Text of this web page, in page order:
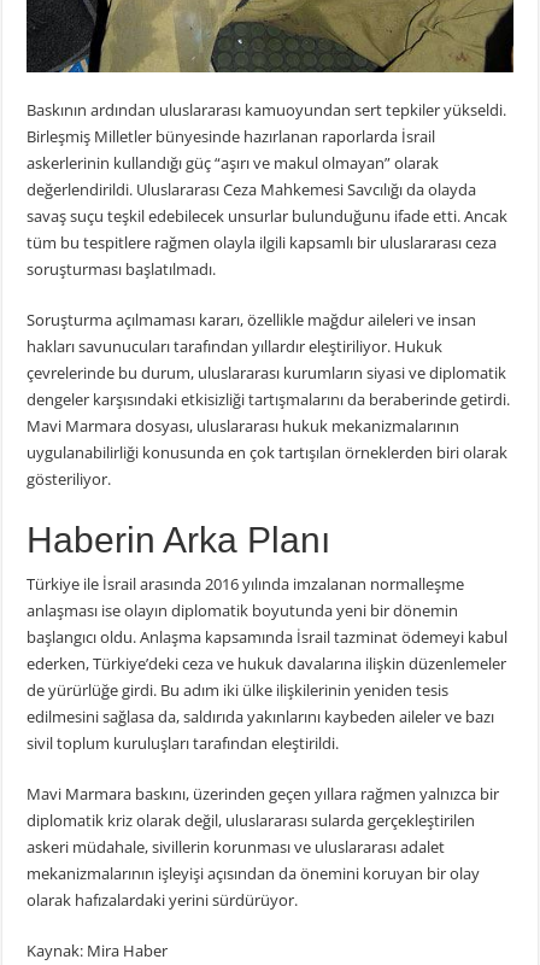
Baskının ardından uluslararası kamuoyundan sert tepkiler yükseldi.
Birleşmiş Milletler bünyesinde hazırlanan raporlarda İsrail
askerlerinin kullandığı güç “aşırı ve makul olmayan” olarak
değerlendirildi. Uluslararası Ceza Mahkemesi Savcılığı da olayda
savaş suçu teşkil edebilecek unsurlar bulunduğunu ifade etti. Ancak
tüm bu tespitlere rağmen olayla ilgili kapsamlı bir uluslararası ceza
soruşturması başlatılmadı.
Soruşturma açılmaması kararı, özellikle mağdur aileleri ve insan
hakları savunucuları tarafından yıllardır eleştiriliyor. Hukuk
çevrelerinde bu durum, uluslararası kurumların siyasi ve diplomatik
dengeler karşısındaki etkisizliği tartışmalarını da beraberinde getirdi.
Mavi Marmara dosyası, uluslararası hukuk mekanizmalarının
uygulanabilirliği konusunda en çok tartışılan örneklerden biri olarak
gösteriliyor.
Haberin Arka Planı
Türkiye ile İsrail arasında 2016 yılında imzalanan normalleşme
anlaşması ise olayın diplomatik boyutunda yeni bir dönemin
başlangıcı oldu. Anlaşma kapsamında İsrail tazminat ödemeyi kabul
ederken, Türkiye’deki ceza ve hukuk davalarına ilişkin düzenlemeler
de yürürlüğe girdi. Bu adım iki ülke ilişkilerinin yeniden tesis
edilmesini sağlasa da, saldırıda yakınlarını kaybeden aileler ve bazı
sivil toplum kuruluşları tarafından eleştirildi.
Mavi Marmara baskını, üzerinden geçen yıllara rağmen yalnızca bir
diplomatik kriz olarak değil, uluslararası sularda gerçekleştirilen
askeri müdahale, sivillerin korunması ve uluslararası adalet
mekanizmalarının işleyişi açısından da önemini koruyan bir olay
olarak hafızalardaki yerini sürdürüyor.
Kaynak: Mira Haber